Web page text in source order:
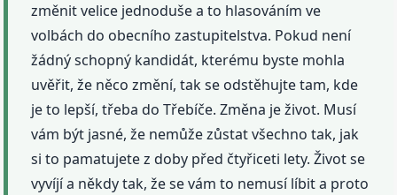
změnit velice jednoduše a to hlasováním ve
volbách do obecního zastupitelstva. Pokud není
žádný schopný kandidát, kterému byste mohla
uvěřit, že něco změní, tak se odstěhujte tam, kde
je to lepší, třeba do Třebíče. Změna je život. Musí
vám být jasné, že nemůže zůstat všechno tak, jak
si to pamatujete z doby před čtyřiceti lety. Život se
vyvíjí a někdy tak, že se vám to nemusí líbit a proto